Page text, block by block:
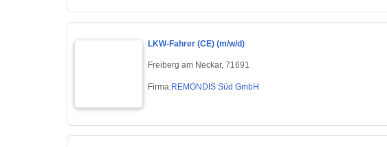
LKW-Fahrer (CE) (m/w/d)
Freiberg am Neckar, 71691
Firma:REMONDIS Süd GmbH